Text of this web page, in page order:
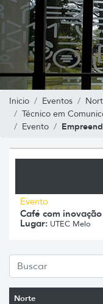
Inicio Eventos
Técnico em
Evento
Norte
Evento
Café com inovação
Lugar: UTEC Melo